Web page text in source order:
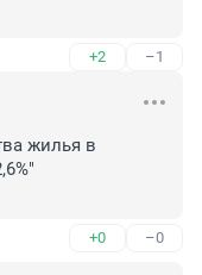
+2 –1
жилья в
+0 –0